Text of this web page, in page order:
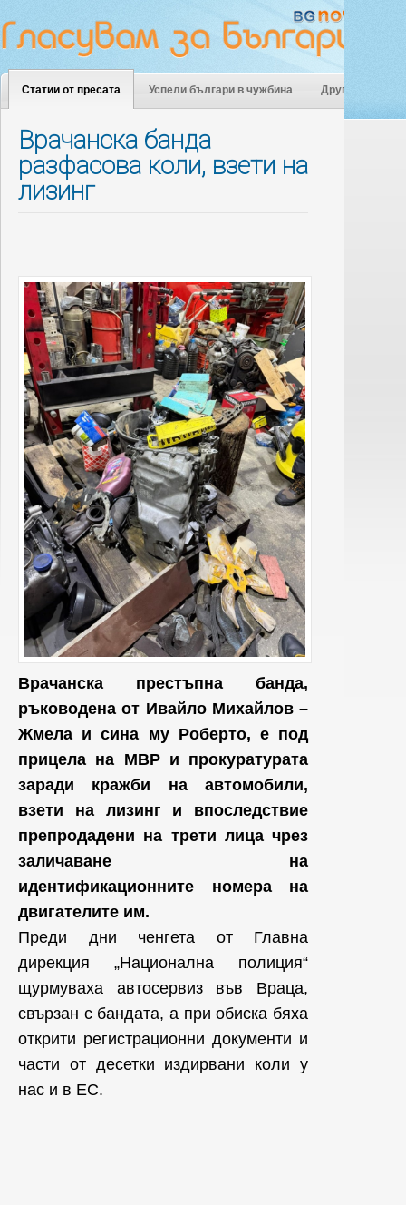
Статии от пресата Успели българи в чужбина Други
Врачанска банда
разфасова коли, взети на
лизинг
Врачанска престъпна банда,
ръководена от Ивайло Михайлов –
Жмела и сина му Роберто, е под
прицела на МВР и прокуратурата
заради кражби на автомобили,
взети на лизинг и впоследствие
препродадени на трети лица чрез
заличаване на
идентификационните номера на
двигателите им.
Преди дни ченгета от Главна
дирекция „Национална полиция“
щурмуваха автосервиз във Враца,
свързан с бандата, а при обиска бяха
открити регистрационни документи и
части от десетки издирвани коли у
нас и в ЕС.